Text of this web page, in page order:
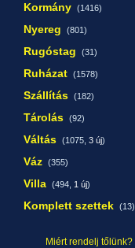
Kormány (1416)
Nyereg (801)
Rugóstag (31)
Ruházat (1578)
Szállítás (182)
Tárolás (92)
Váltás (1075, 3 új)
Váz (355)
Villa (494, 1 új)
Komplett szettek (13)
Miért rendelj tőlünk?